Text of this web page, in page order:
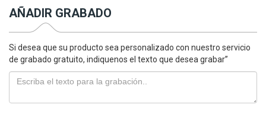
AÑADIR GRABADO
Si desea que su producto sea personalizado con nuestro servicio
de grabado gratuito, indiquenos el texto que desea grabar”